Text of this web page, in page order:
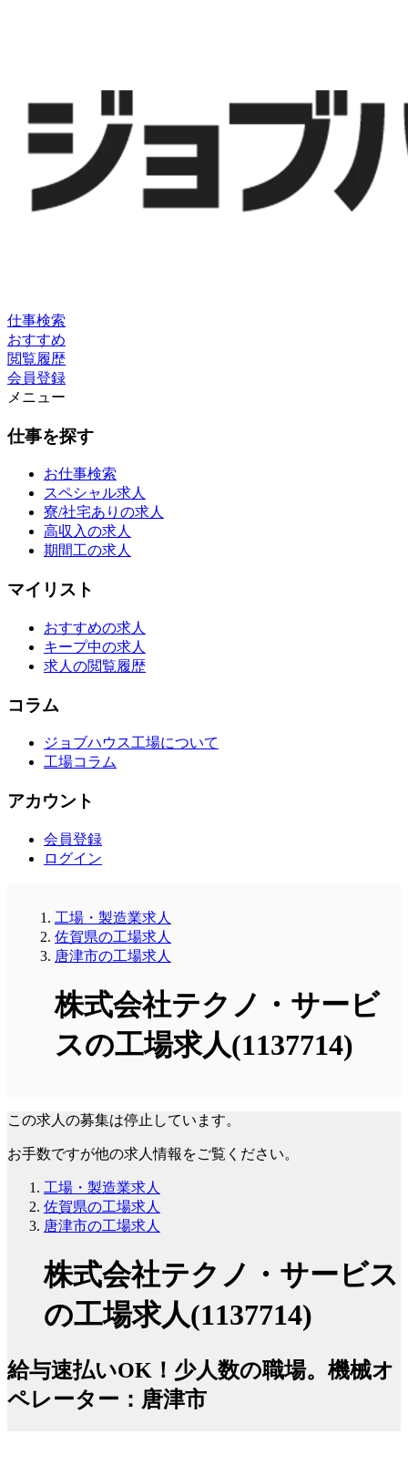
仕事検索
おすすめ
閲覧履歴
会員登録
メニュー
仕事を探す
お仕事検索
スペシャル求人
寮/社宅ありの求人
高収入の求人
期間工の求人
マイリスト
おすすめの求人
キープ中の求人
求人の閲覧履歴
コラム
ジョブハウス工場について
工場コラム
アカウント
会員登録
ログイン
工場・製造業求人
佐賀県の工場求人
唐津市の工場求人
株式会社テクノ・サービ
スの工場求人(1137714)
この求人の募集は停止しています。
お手数ですが他の求人情報をご覧ください。
工場・製造業求人
佐賀県の工場求人
唐津市の工場求人
株式会社テクノ・サービス
の工場求人(1137714)
給与速払いOK！少人数の職場。機械オ
ペレーター：唐津市